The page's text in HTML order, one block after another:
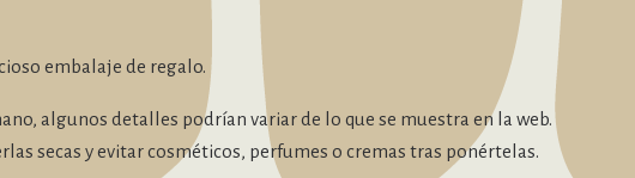
embalaje de regalo.
algunos detalles podrían variar de lo que se muestra en la web.
secas y evitar cosméticos, perfumes o cremas tras ponértelas.